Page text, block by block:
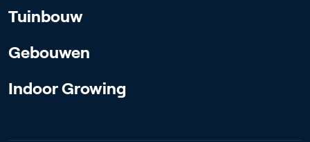
Tuinbouw
Gebouwen
Indoor Growing